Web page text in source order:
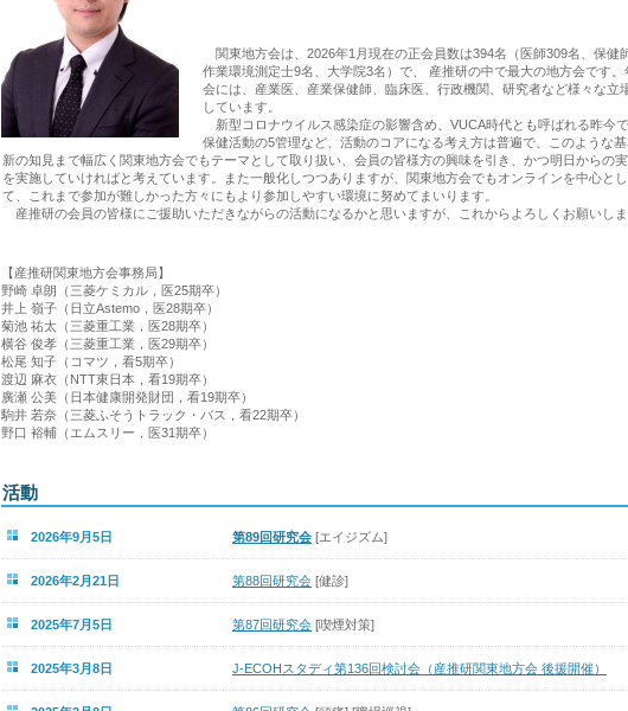
関東地方会は、2026年1月現在の正会員数は394名（医師309名、保健
作業環境測定士9名、大学院3名）で、 産推研の中で最大の地方会です
会には、産業医、産業保健師、臨床医、行政機関、研究者など様々な立
しています。
新型コロナウイルス感染症の影響含め、VUCA時代とも呼ばれる昨今
保健活動の5管理など、活動のコアになる考え方は普遍で、このような
新の知見まで幅広く関東地方会でもテーマとして取り扱い、会員の皆様方の興味を引き、かつ明日からの
を実施していければと考えています。また一般化しつつありますが、関東地方会でもオンラインを中心と
て、これまで参加が難しかった方々にもより参加しやすい環境に努めてまいります。
産推研の会員の皆様にご援助いただきながらの活動になるかと思いますが、これからよろしくお願いしま
【産推研関東地方会事務局】
野崎 卓朗（三菱ケミカル，医25期卒）
井上 嶺子（日立Astemo，医28期卒）
菊池 祐太（三菱重工業，医28期卒）
横谷 俊孝（三菱重工業，医29期卒）
松尾 知子（コマツ，看5期卒）
渡辺 麻衣（NTT東日本，看19期卒）
廣瀬 公美（日本健康開発財団，看19期卒）
駒井 若奈（三菱ふそうトラック・バス，看22期卒）
野口 裕輔（エムスリー，医31期卒）
活動
2026年9月5日 第89回研究会 [エイジズム]
2026年2月21日 第88回研究会 [健診]
2025年7月5日 第87回研究会 [喫煙対策]
2025年3月8日 J-ECOHスタディ第136回検討会（産推研関東地方会 後援開催）